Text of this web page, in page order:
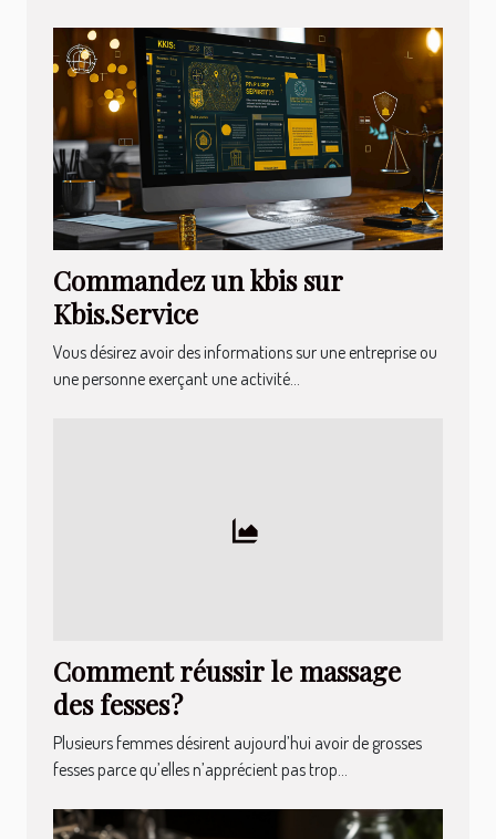
Commandez un kbis sur
Kbis.Service
Vous désirez avoir des informations sur une entreprise ou
une personne exerçant une activité...
Comment réussir le massage
des fesses ?
Plusieurs femmes désirent aujourd’hui avoir de grosses
fesses parce qu’elles n’apprécient pas trop...